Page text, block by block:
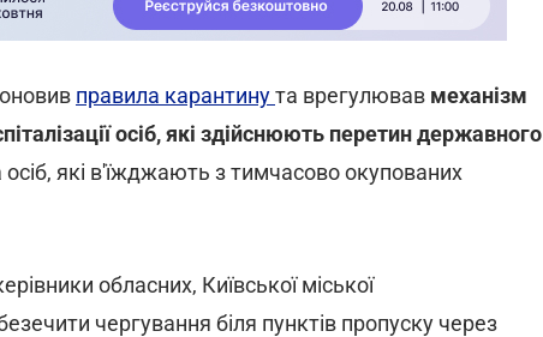
оновив правила карантинута врегулював механізм
осіб, які здійснюють перетин державного
які в'їжджають з тимчасово окупованих
обласних, Київської міської
чергування біля пунктів пропуску через